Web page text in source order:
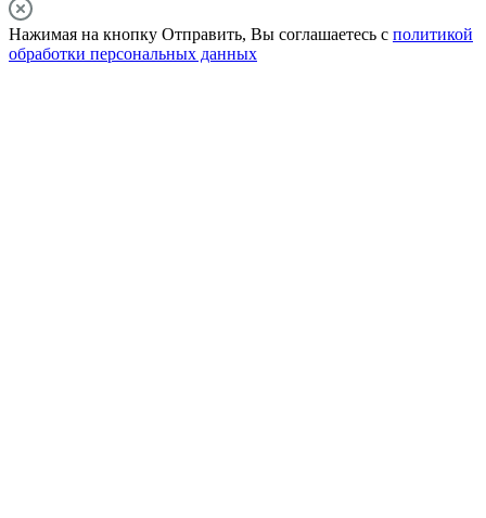
Нажимая на кнопку Отправить, Вы соглашаетесь с политикой
обработки персональных данных